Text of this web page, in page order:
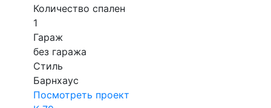
Количество спален
1
Гараж
без гаража
Стиль
Барнхаус
Посмотреть проект